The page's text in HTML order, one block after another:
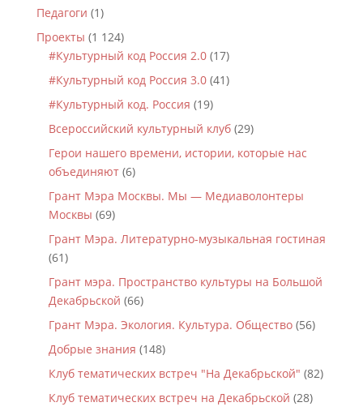
Педагоги (1)
Проекты (1 124)
#Культурный код Россия 2.0(17)
#Культурный код Россия 3.0(41)
#Культурный код. Россия (19)
Всероссийский культурный клуб(29)
Герои нашего времени, истории, которые нас
объединяют(6)
Грант Мэра Москвы. Мы — Медиаволонтеры
Москвы (69)
Грант Мэра. Литературно-музыкальная гостиная
(61)
Грант мэра. Пространство культуры на Большой
Декабрьской (66)
Грант Мэра. Экология. Культура. Общество(56)
Добрые знания (148)
Клуб тематических встреч "На Декабрьской" (82)
Клуб тематических встреч на Декабрьской (28)